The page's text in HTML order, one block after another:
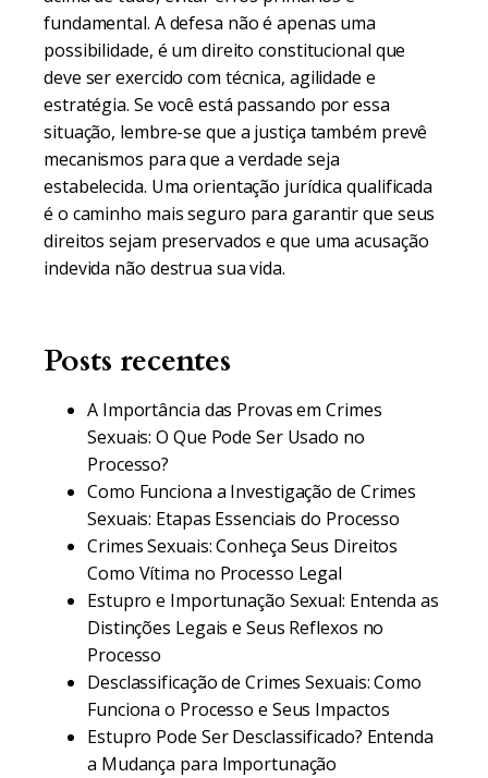
fundamental. A defesa não é apenas uma
possibilidade, é um direito constitucional que
deve ser exercido com técnica, agilidade e
estratégia. Se você está passando por essa
situação, lembre-se que a justiça também prevê
mecanismos para que a verdade seja
estabelecida. Uma orientação jurídica qualificada
é o caminho mais seguro para garantir que seus
direitos sejam preservados e que uma acusação
indevida não destrua sua vida.
Posts recentes
A Importância das Provas em Crimes
Sexuais: O Que Pode Ser Usado no
Processo?
Como Funciona a Investigação de Crimes
Sexuais: Etapas Essenciais do Processo
Crimes Sexuais: Conheça Seus Direitos
Como Vítima no Processo Legal
Estupro e Importunação Sexual: Entenda as
Distinções Legais e Seus Reflexos no
Processo
Desclassificação de Crimes Sexuais: Como
Funciona o Processo e Seus Impactos
Estupro Pode Ser Desclassificado? Entenda
a Mudança para Importunação